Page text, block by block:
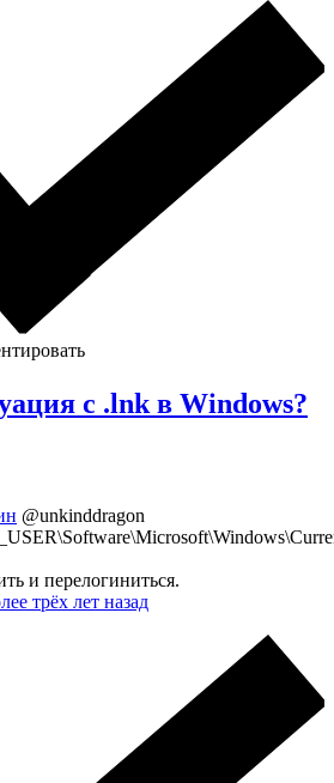
с .lnk в Windows?
@unkinddragon
и перелогиниться.
трёх лет назад